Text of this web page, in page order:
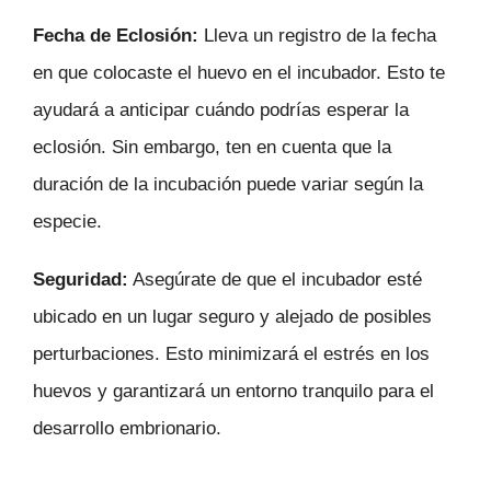
Fecha de Eclosión: Lleva un registro de la fecha
en que colocaste el huevo en el incubador. Esto te
ayudará a anticipar cuándo podrías esperar la
eclosión. Sin embargo, ten en cuenta que la
duración de la incubación puede variar según la
especie.
Seguridad: Asegúrate de que el incubador esté
ubicado en un lugar seguro y alejado de posibles
perturbaciones. Esto minimizará el estrés en los
huevos y garantizará un entorno tranquilo para el
desarrollo embrionario.